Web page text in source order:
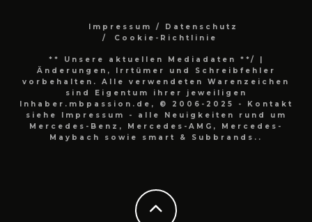
Impressum / Datenschutz
Cookie-Richtlinie
** Unsere aktuellen Mediadaten **/
|
Änderungen, Irrtümer und Schreibfehler
vorbehalten. Alle verwendeten Warenzeichen
sind Eigentum ihrer jeweiligen
Inhaber.mbpassion.de, © 2006-2025 - Kontakt
siehe Impressum - alle Neuigkeiten rund um
Mercedes-Benz, Mercedes-AMG, Mercedes-
Maybach sowie smart & Subbrands..